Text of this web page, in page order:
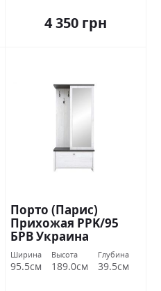
4 350 грн
Порто (Парис)
Прихожая PPK/95
БРВ Украина
Ширина
95.5см
Высота
189.0см
Глубина
39.5см